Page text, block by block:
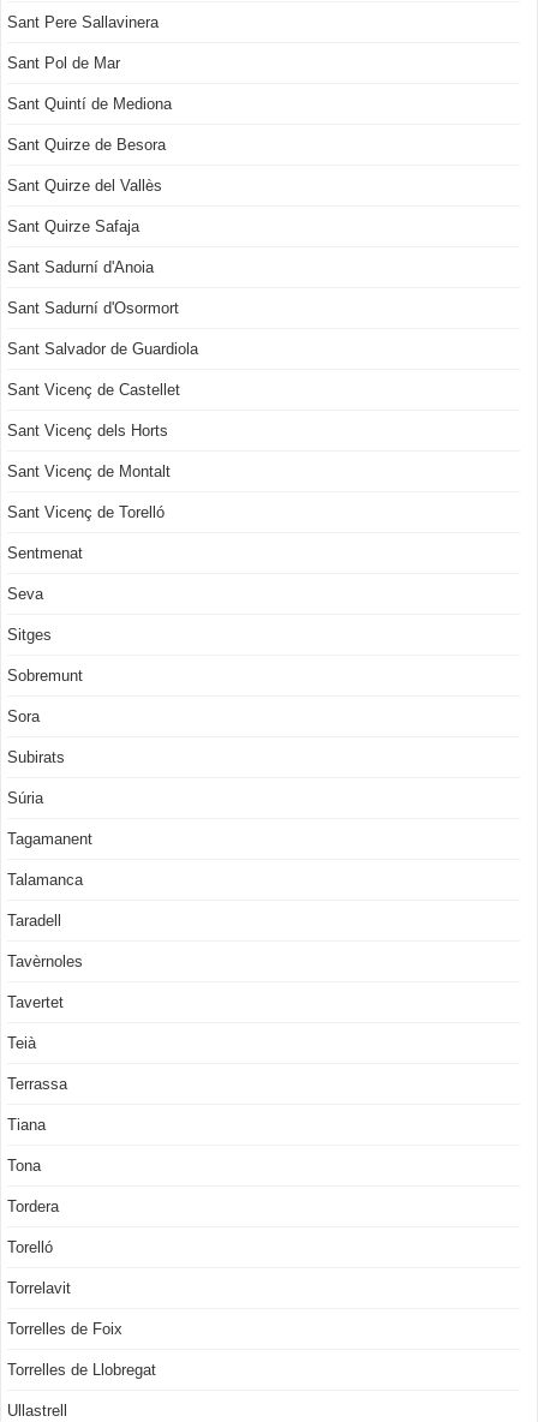
Sant Pere Sallavinera
Sant Pol de Mar
Sant Quintí de Mediona
Sant Quirze de Besora
Sant Quirze del Vallès
Sant Quirze Safaja
Sant Sadurní d'Anoia
Sant Sadurní d'Osormort
Sant Salvador de Guardiola
Sant Vicenç de Castellet
Sant Vicenç dels Horts
Sant Vicenç de Montalt
Sant Vicenç de Torelló
Sentmenat
Seva
Sitges
Sobremunt
Sora
Subirats
Súria
Tagamanent
Talamanca
Taradell
Tavèrnoles
Tavertet
Teià
Terrassa
Tiana
Tona
Tordera
Torelló
Torrelavit
Torrelles de Foix
Torrelles de Llobregat
Ullastrell